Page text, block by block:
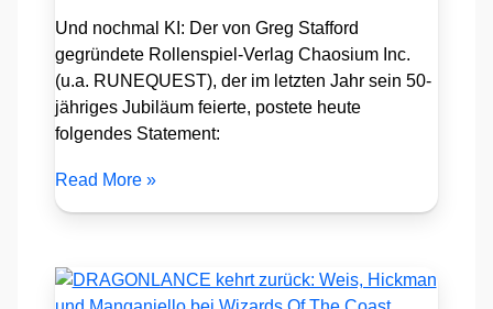
Und nochmal KI: Der von Greg Stafford
gegründete Rollenspiel-Verlag Chaosium Inc.
(u.a. RUNEQUEST), der im letzten Jahr sein 50-
jähriges Jubiläum feierte, postete heute
folgendes Statement:
Read More »